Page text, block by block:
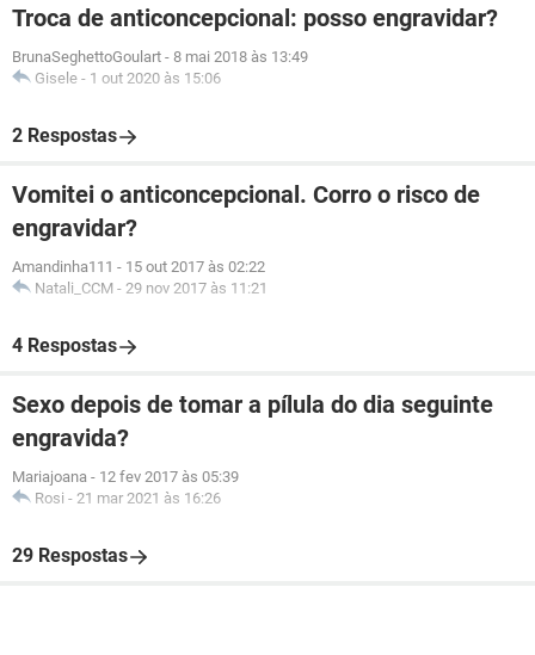
Troca de anticoncepcional: posso engravidar?
BrunaSeghettoGoulart - 8 mai 2018 às 13:49
Gisele - 1 out 2020 às 15:06
2 Respostas
Vomitei o anticoncepcional. Corro o risco de
engravidar?
Amandinha111 - 15 out 2017 às 02:22
Natali_CCM - 29 nov 2017 às 11:21
4 Respostas
Sexo depois de tomar a pílula do dia seguinte
engravida?
Mariajoana - 12 fev 2017 às 05:39
Rosi - 21 mar 2021 às 16:26
29 Respostas